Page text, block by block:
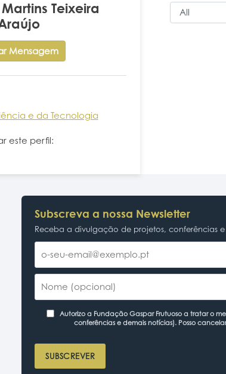
Teixeira
Mensagem
e da Tecnologia
este perfil:
Subscreva a nossa Newsletter
Receba a divulgação de projetos, conferências
Autorizo a Fundação Gaspar Frutuoso a tratar o
conferências e demais notícias). Posso
SUBSCREVER